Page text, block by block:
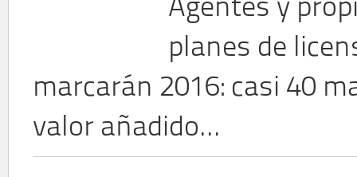
Agentes y
planes de
marcarán 2016: casi 40
valor añadido...